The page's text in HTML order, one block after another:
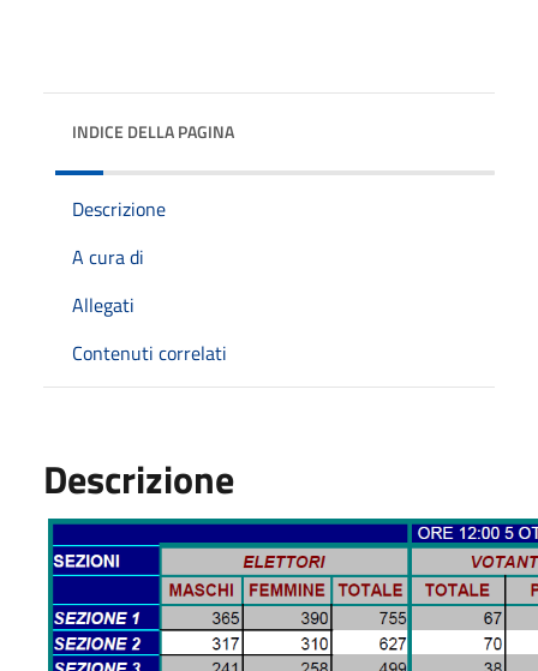
INDICE DELLA PAGINA
Descrizione
A cura di
Allegati
Contenuti correlati
Descrizione